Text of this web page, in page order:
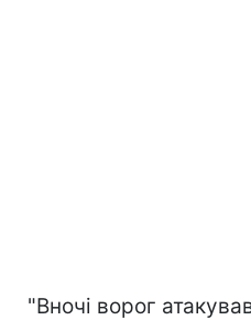
"Вночі ворог